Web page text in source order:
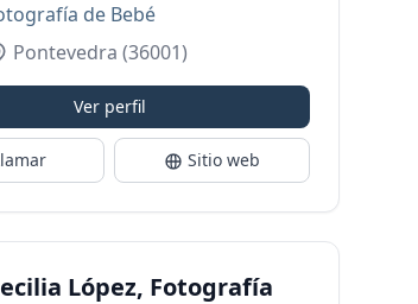
de Bebé
Pontevedra (36001)
Ver perfil
Sitio web
PROFESIONAL
López, Fotografía